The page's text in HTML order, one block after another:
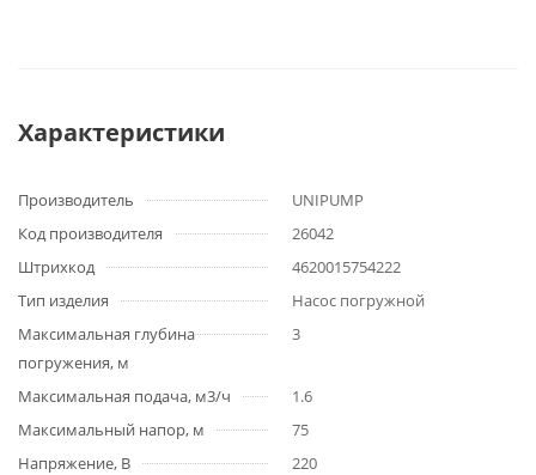
Характеристики
Производитель
UNIPUMP
Код производителя
26042
Штрихкод
4620015754222
Тип изделия
Насос погружной
Максимальная глубина
погружения, м
3
Максимальная подача, м3/ч
1.6
Максимальный напор, м
75
Напряжение, В
220